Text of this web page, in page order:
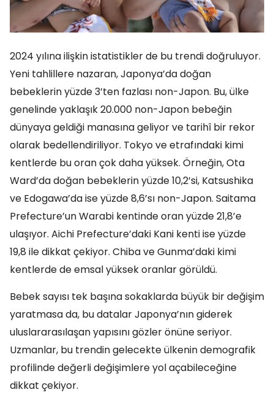
2024 yılına ilişkin istatistikler de bu trendi doğruluyor.
Yeni tahlillere nazaran, Japonya’da doğan
bebeklerin yüzde 3’ten fazlası non-Japon. Bu, ülke
genelinde yaklaşık 20.000 non-Japon bebeğin
dünyaya geldiği manasına geliyor ve tarihî bir rekor
olarak bedellendiriliyor. Tokyo ve etrafındaki kimi
kentlerde bu oran çok daha yüksek. Örneğin, Ota
Ward’da doğan bebeklerin yüzde 10,2’si, Katsushika
ve Edogawa’da ise yüzde 8,6’sı non-Japon. Saitama
Prefecture’un Warabi kentinde oran yüzde 21,8’e
ulaşıyor. Aichi Prefecture’daki Kani kenti ise yüzde
19,8 ile dikkat çekiyor. Chiba ve Gunma’daki kimi
kentlerde de emsal yüksek oranlar görüldü.
Bebek sayısı tek başına sokaklarda büyük bir değişim
yaratmasa da, bu datalar Japonya’nın giderek
uluslararasılaşan yapısını gözler önüne seriyor.
Uzmanlar, bu trendin gelecekte ülkenin demografik
profilinde değerli değişimlere yol açabileceğine
dikkat çekiyor.